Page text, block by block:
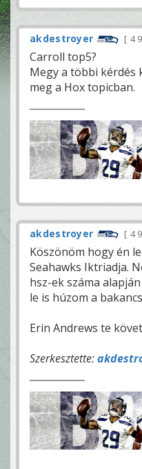
akdestroyer 4
Carroll top5?
Megy a többi kérdés
meg a Hox topicban.
akdestroyer 4
Köszönöm hogy én
Seahawks Iktriadja.
hsz-ek száma
le is húzom a
Erin Andrews te
Szerkesztette: